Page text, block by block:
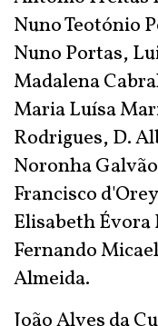
Nuno Teotónio
Nuno Portas,
Madalena
Maria Luísa
Rodrigues, D.
Noronha
Francisco
Elisabeth Évora
Fernando
Almeida.